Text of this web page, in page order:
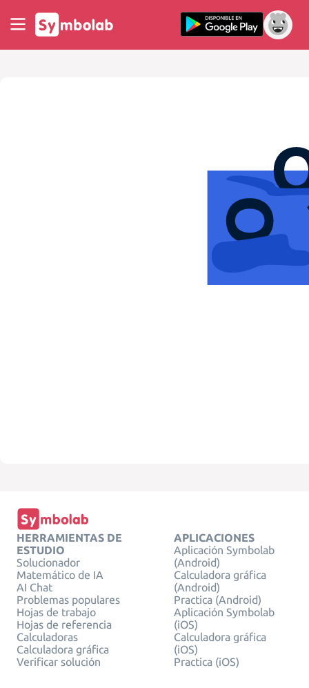
HERRAMIENTAS DE
ESTUDIO
Solucionador
Matemático de IA
AI Chat
Problemas populares
Hojas de trabajo
Hojas de referencia
Calculadoras
Calculadora gráfica
Verificar solución
APLICACIONES
Aplicación Symbolab
(Android)
Calculadora gráfica
(Android)
Practica (Android)
Aplicación Symbolab
(iOS)
Calculadora gráfica
(iOS)
Practica (iOS)